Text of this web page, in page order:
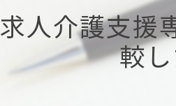
求人介護支援
較